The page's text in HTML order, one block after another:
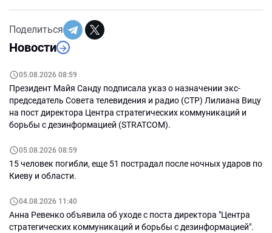
Новости
05.08.2026 08:59
Президент Майя Санду подписала указ о назначении экс-
председатель Совета телевидения и радио (СТР) Лилиана Вицу
на пост директора Центра стратегических коммуникаций и
борьбы с дезинформацией (STRATCOM).
05.08.2026 08:59
15 человек погибли, еще 51 пострадал после ночных ударов по
Киеву и области.
04.08.2026 11:40
Анна Ревенко объявила об уходе с поста директора "Центра
стратегических коммуникаций и борьбы с дезинформацией".
Поделиться